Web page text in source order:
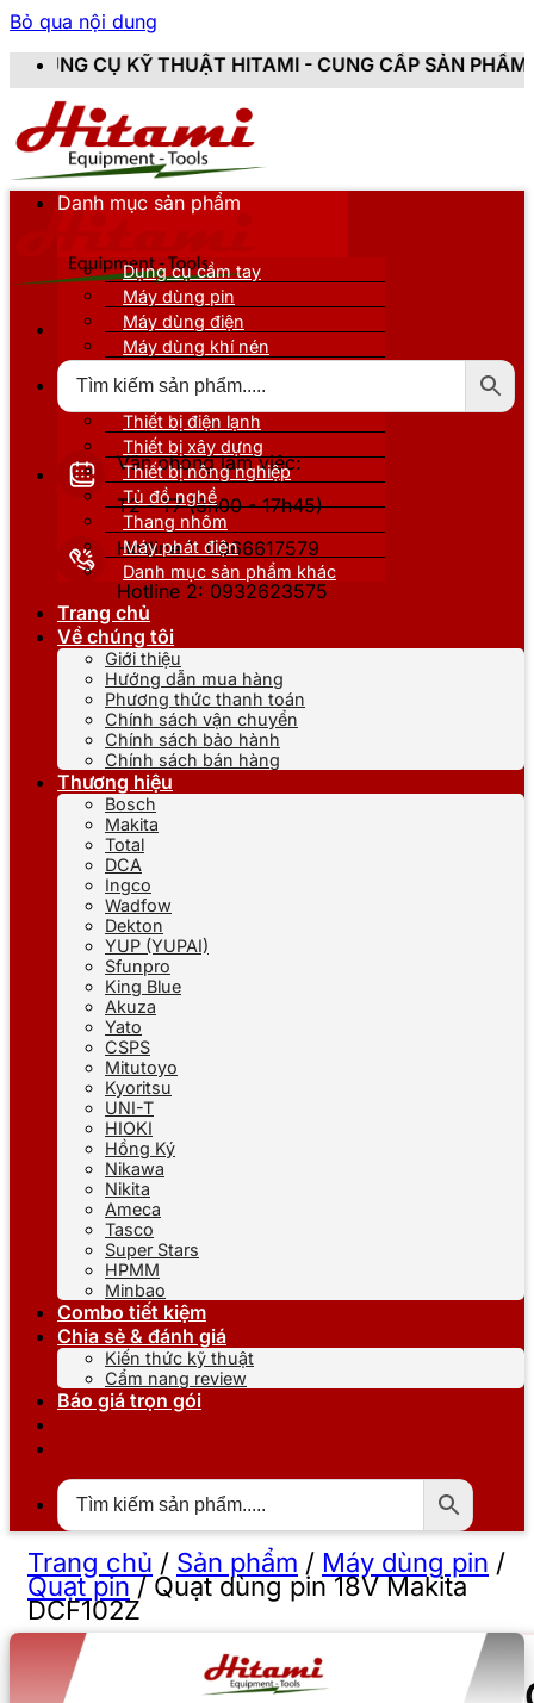
Bỏ qua nội dung
HITAMI - CUNG CẤP SẢN PHẨM CHÍNH HÃNG,
Văn phòng làm việc:
T2 - T7 (8h00 - 17h45)
Hotline 1: 0866617579
Hotline 2: 0932623575
Danh mục sản phẩm
Dụng cụ cầm tay
Máy dùng pin
Máy dùng điện
Máy dùng khí nén
Thiết bị nâng đỡ
Thiết bị điện lạnh
Thiết bị xây dựng
Thiết bị nông nghiệp
Tủ đồ nghề
Thang nhôm
Máy phát điện
Danh mục sản phẩm khác
Trang chủ
Về chúng tôi
Giới thiệu
Hướng dẫn mua hàng
Phương thức thanh toán
Chính sách vận chuyển
Chính sách bảo hành
Chính sách bán hàng
Thương hiệu
Bosch
Makita
Total
DCA
Ingco
Wadfow
Dekton
YUP (YUPAI)
Sfunpro
King Blue
Akuza
Yato
CSPS
Mitutoyo
Kyoritsu
UNI-T
HIOKI
Hồng Ký
Nikawa
Nikita
Ameca
Tasco
Super Stars
HPMM
Minbao
Combo tiết kiệm
Chia sẻ & đánh giá
Kiến thức kỹ thuật
Cẩm nang review
Báo giá trọn gói
Trang chủ / Sản phẩm / Máy dùng pin /
Quạt pin/Quạt dùng pin 18V Makita
DCF102Z